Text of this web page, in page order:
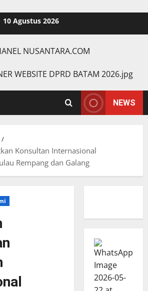
10 Agustus 2026
NEWS
Konsultan Internasional
Rempang dan Galang